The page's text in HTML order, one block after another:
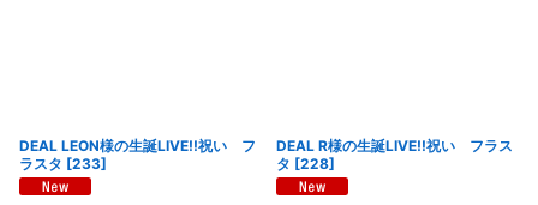
DEAL LEON様の生誕LIVE!!祝い フ
ラスタ [233]
DEAL R様の生誕LIVE!!祝い フラス
タ [228]